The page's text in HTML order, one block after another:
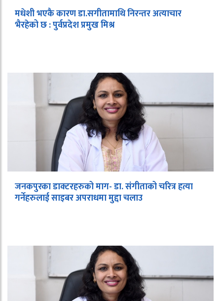
मधेशी भएकै कारण डा.सगीतामाथि निरन्तर अत्याचार
भैरहेको छ : पुर्वप्रदेश प्रमुख मिश्र
जनकपुरका डाक्टरहरुको माग- डा. संगीताको चरित्र हत्या
गर्नेहरुलाई साइबर अपराधमा मुद्दा चलाउ